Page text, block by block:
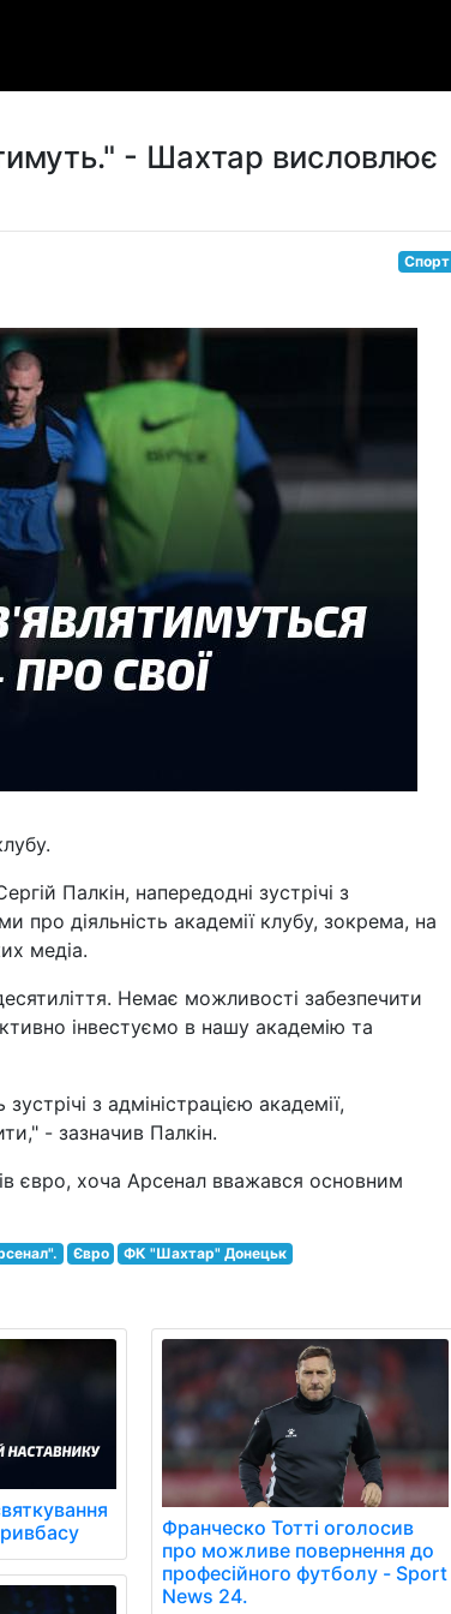
- Шахтар висловлює
Спорт
Палкін, напередодні зустрічі з
про діяльність академії клубу, зокрема, на
медіа.
Немає можливості забезпечити
інвестуємо в нашу академію та
з адміністрацією академії,
- зазначив Палкін.
євро, хоча Арсенал вважався основним
Євро ФК "Шахтар" Донецьк
Франческо Тотті оголосив
про можливе повернення до
професійного футболу - Sport
News 24.